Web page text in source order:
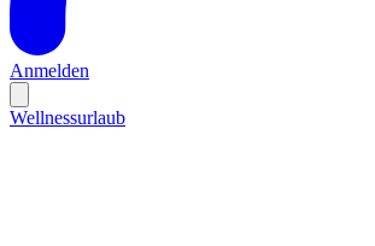
Anmelden
Wellnessurlaub